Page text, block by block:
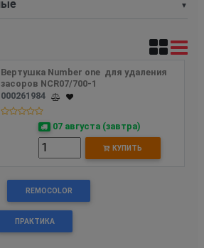
▼
Вертушка Number one  для удаления
засоров NCR07/700-1
000261984
07 августа (завтра)
КУПИТЬ
REMOCOLOR
ПРАКТИКА